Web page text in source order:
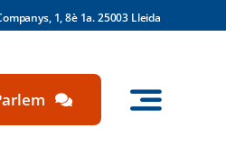
1, 8è 1a. 25003 Lleida